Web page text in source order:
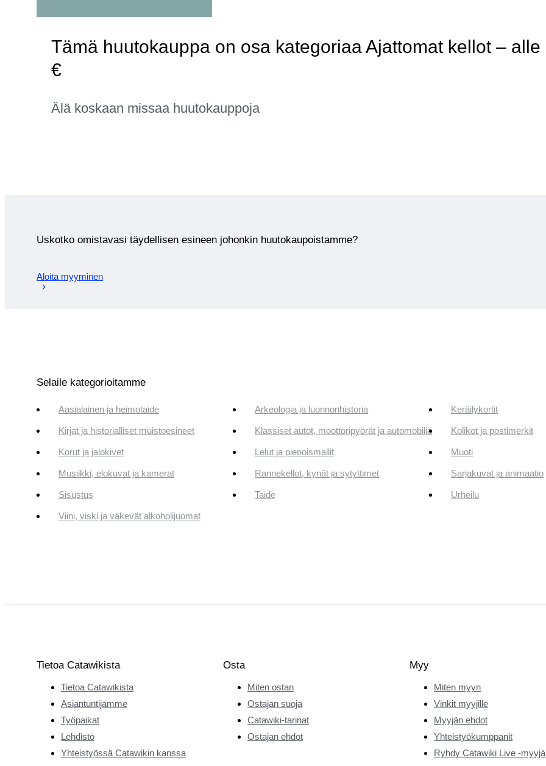
Tämä huutokauppa on osa kategoriaa Ajattomat kellot – alle
€
Älä koskaan missaa huutokauppoja
Uskotko omistavasi täydellisen esineen johonkin huutokaupoistamme?
Aloita myyminen
Selaile kategorioitamme
Aasialainen ja heimotaide Arkeologia ja luonnonhistoria Keräilykortit
Kirjat ja historialliset muistoesineet Klassiset autot, moottoripyörät ja automobilia Kolikot ja postimerkit
Korut ja jalokivet Lelut ja pienoismallit Muoti
Musiikki, elokuvat ja kamerat Rannekellot, kynät ja sytyttimet Sarjakuvat ja animaatio
Sisustus Taide Urheilu
Viini, viski ja väkevät alkoholijuomat
Tietoa Catawikista
Tietoa Catawikista
Asiantuntijamme
Työpaikat
Lehdistö
Yhteistyössä Catawikin kanssa
Osta
Miten ostan
Ostajan suoja
Catawiki-tarinat
Ostajan ehdot
Myy
Miten myyn
Vinkit myyjille
Myyjän ehdot
Yhteistyökumppanit
Ryhdy Catawiki Live -